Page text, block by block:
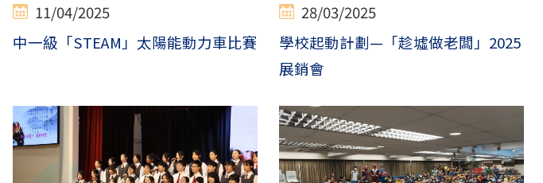
11/04/2025
中一級「STEAM」太陽能動力車比賽
28/03/2025
學校起動計劃—「趁墟做老闆」2025
展銷會